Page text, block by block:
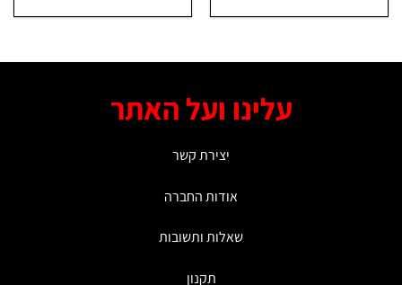
עלינו ועל האתר
יצירת קשר
אודות החברה
שאלות ותשובות